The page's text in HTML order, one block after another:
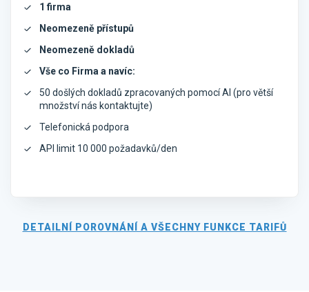
1 firma
Neomezeně přístupů
Neomezeně dokladů
Vše co Firma a navíc:
50 došlých dokladů zpracovaných pomocí AI (pro větší
množství nás kontaktujte)
Telefonická podpora
API limit 10 000 požadavků/den
DETAILNÍ POROVNÁNÍ A VŠECHNY FUNKCE TARIFŮ